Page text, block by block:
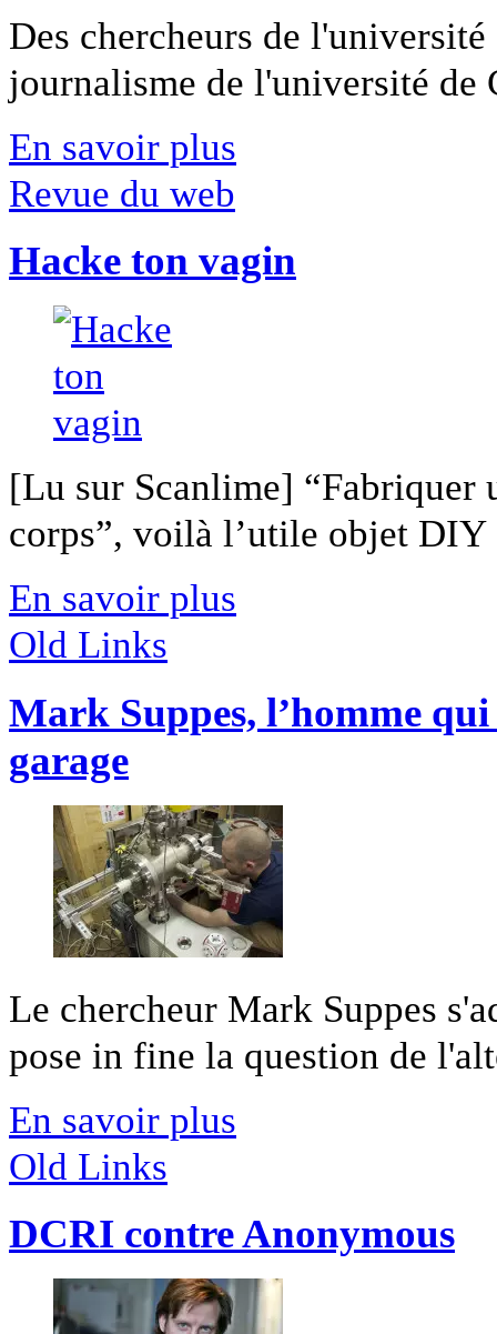
Des chercheurs de
journalisme de l'université
En savoir plus
Revue du web
Hacke ton vagin
[Lu sur Scanlime] “Fabriquer
corps”, voilà l’utile objet
En savoir plus
Old Links
Mark Suppes, l’homme
garage
Le chercheur Mark Suppes
pose in fine la question de
En savoir plus
Old Links
DCRI contre Anonymous